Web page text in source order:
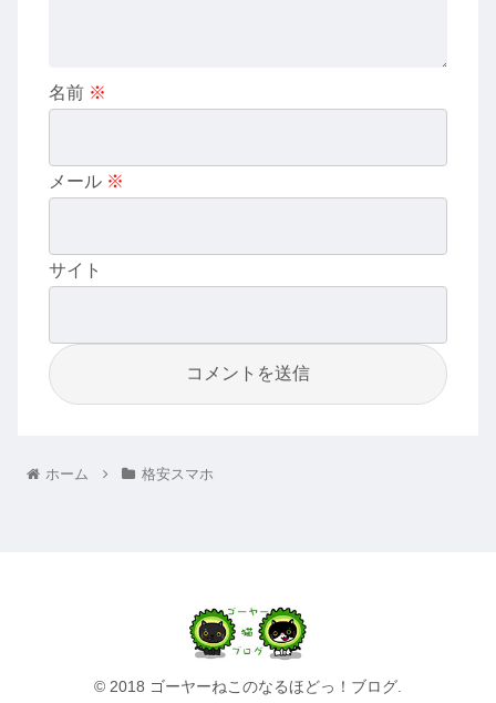
名前 ※
メール ※
サイト
ホーム 格安スマホ
© 2018 ゴーヤーねこのなるほどっ！ブログ.